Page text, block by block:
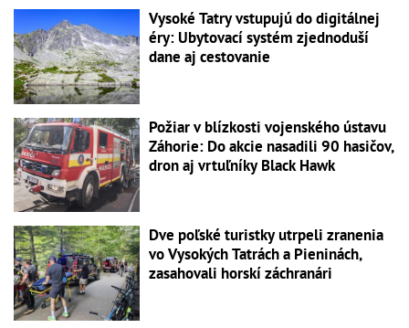
Vysoké Tatry vstupujú do digitálnej
éry: Ubytovací systém zjednoduší
dane aj cestovanie
Požiar v blízkosti vojenského ústavu
Záhorie: Do akcie nasadili 90 hasičov,
dron aj vrtuľníky Black Hawk
Dve poľské turistky utrpeli zranenia
vo Vysokých Tatrách a Pieninách,
zasahovali horskí záchranári